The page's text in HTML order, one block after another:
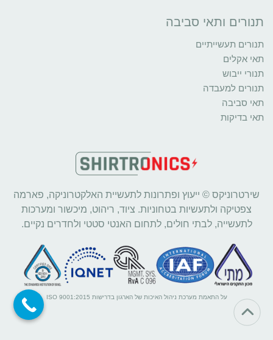
תנורים ותאי סביבה
תנורים תעשייתיים
תאי אקלים
תנורי ייבוש
תנורים למעבדה
תאי סביבה
תאי בדיקות
שירטרוניקס © ייעוץ ופתרונות לתעשיית האלקטרוניקה, פארמה
צפטיקה ולתעשיות בטחוניות. ציוד, ריהוט, מיכשור ומערכות
לתעשייה, לבתי חולים, לתחום האנטי סטטי ולחדרים נקיים.
על התאמת מערכת ניהול האיכות של הארגון בדרישות ISO 9001:2015